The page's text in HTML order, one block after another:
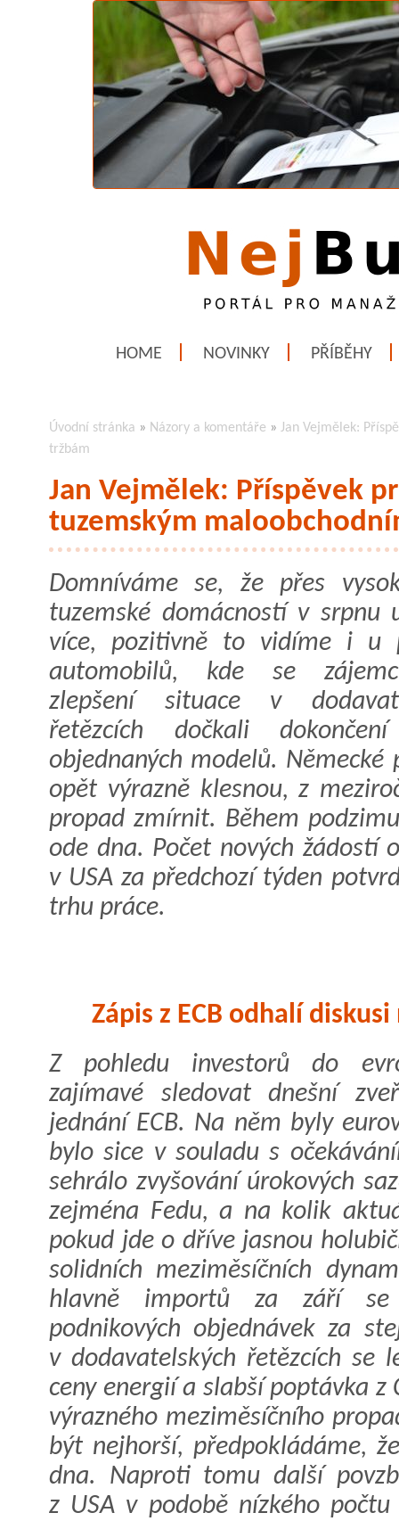
HOME NOVINKY PŘÍBĚHY
Úvodní stránka » Názory a komentáře » Jan Vejmělek:
tržbám
Jan Vejmělek: Příspěvek
tuzemským
Domníváme se, že přes
tuzemské domácností v srpnu
více, pozitivně to vidíme i u
automobilů, kde se
zlepšení situace v
řetězcích dočkali
objednaných modelů. Německé
opět výrazně klesnou, z
propad zmírnit. Během
ode dna. Počet nových žádostí
v USA za předchozí týden
trhu práce.
Zápis z ECB odhalí
Z pohledu investorů do
zajímavé sledovat dnešní
jednání ECB. Na něm byly
bylo sice v souladu s
sehrálo zvyšování úrokových
zejména Fedu, a na kolik
pokud jde o dříve jasnou
solidních meziměsíčních
hlavně importů za září se
podnikových objednávek za
v dodavatelských řetězcích se
ceny energií a slabší poptávka z
výrazného meziměsíčního
být nejhorší, předpokládáme,
dna. Naproti tomu další
z USA v podobě nízkého